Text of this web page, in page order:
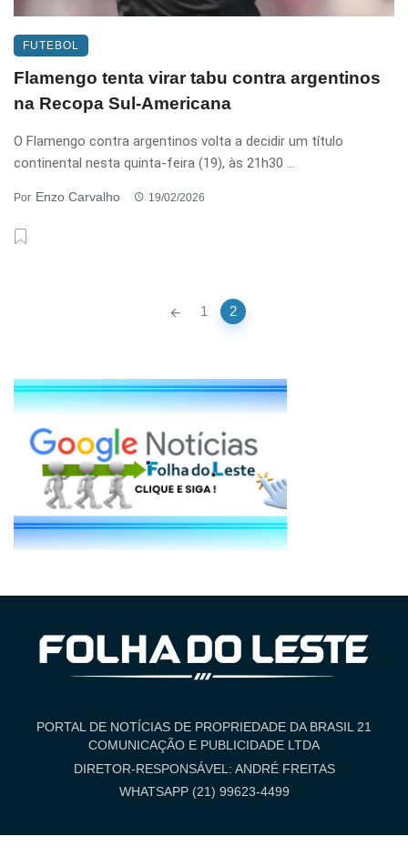
FUTEBOL
Flamengo tenta virar tabu contra argentinos
na Recopa Sul-Americana
O Flamengo contra argentinos volta a decidir um título
continental nesta quinta-feira (19), às 21h30 ...
Por Enzo Carvalho 19/02/2026
1 2
PORTAL DE NOTÍCIAS DE PROPRIEDADE DA BRASIL 21
COMUNICAÇÃO E PUBLICIDADE LTDA
DIRETOR-RESPONSÁVEL: ANDRÉ FREITAS
WHATSAPP (21) 99623-4499